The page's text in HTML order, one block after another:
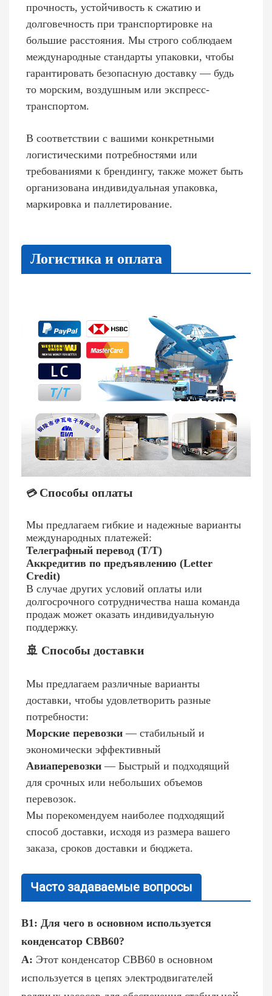
прочность, устойчивость к сжатию и
долговечность при транспортировке на
большие расстояния. Мы строго соблюдаем
международные стандарты упаковки, чтобы
гарантировать безопасную доставку — будь
то морским, воздушным или экспресс-
транспортом.
В соответствии с вашими конкретными
логистическими потребностями или
требованиями к брендингу, также может быть
организована индивидуальная упаковка,
маркировка и паллетирование.
Логистика и оплата
💳 Способы оплаты
Мы предлагаем гибкие и надежные варианты
международных платежей:
Телеграфный перевод (T/T)
Аккредитив по предъявлению (Letter
Credit)
В случае других условий оплаты или
долгосрочного сотрудничества наша команда
продаж может оказать индивидуальную
поддержку.
🚢 Способы доставки
Мы предлагаем различные варианты
доставки, чтобы удовлетворить разные
потребности:
Морские перевозки— стабильный и
экономически эффективный
Авиаперевозки — Быстрый и подходящий
для срочных или небольших объемов
перевозок.
Мы порекомендуем наиболее подходящий
способ доставки, исходя из размера вашего
заказа, сроков доставки и бюджета.
Часто задаваемые вопросы
В1: Для чего в основном используется
конденсатор CBB60?
A: Этот конденсатор CBB60 в основном
используется в цепях электродвигателей